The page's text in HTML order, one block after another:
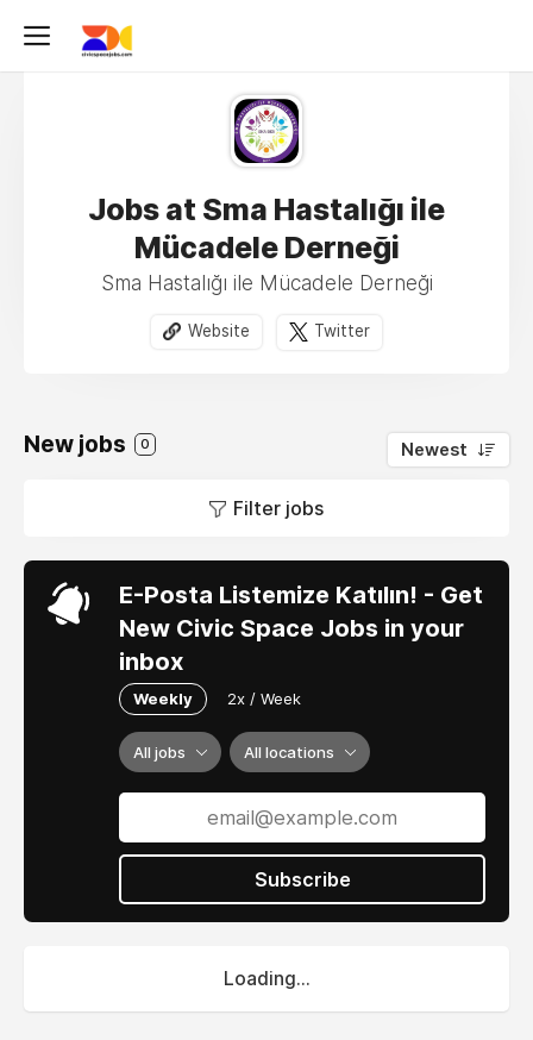
Jobs at Sma Hastalığı ile
Mücadele Derneği
Sma Hastalığı ile Mücadele Derneği
Website Twitter
New jobs 0 Newest
Filter jobs
E-Posta Listemize Katılın! - Get
New Civic Space Jobs in your
inbox
Weekly 2x / Week
All jobs All locations
Subscribe
Loading...